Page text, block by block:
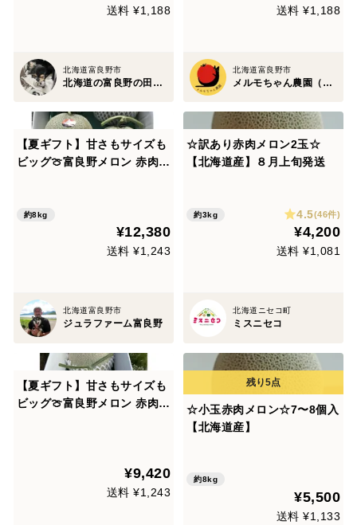
送料 ¥1,188
北海道富良野市
北海道の富良野の田舎農園
送料 ¥1,188
北海道富良野市
メルモちゃん農園（大竹農園）
【夏ギフト】甘さもサイズも
ビッグ🍈富良野メロン 赤肉4
約8kg
¥12,380
送料 ¥1,243
北海道富良野市
ジュラファーム富良野
☆訳あり赤肉メロン2玉☆
【北海道産】８月上旬発送
約3kg 4.5(46件)
¥4,200
送料 ¥1,081
北海道ニセコ町
ミスニセコ
【夏ギフト】甘さもサイズも
ビッグ🍈富良野メロン 赤肉3
¥9,420
送料 ¥1,243
☆小玉赤肉メロン☆7〜8個入
【北海道産】
約8kg
¥5,500
送料 ¥1,133